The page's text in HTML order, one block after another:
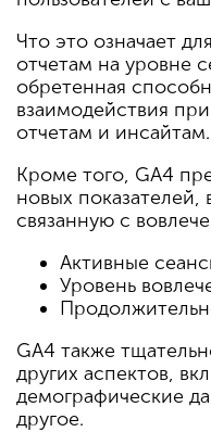
Что это означает
отчетам на уровне
обретенная
взаимодействия
отчетам и инсайтам.
Кроме того, GA4
новых показателей,
связанную с
Активные
Уровень
GA4 также
других аспектов,
демографические
другое.